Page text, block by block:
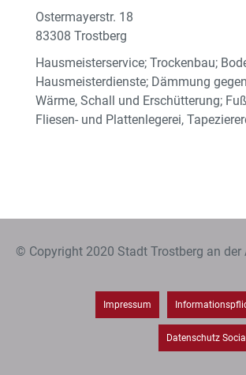
Ostermayerstr. 18
83308 Trostberg
Hausmeisterservice; Trockenbau;
Hausmeisterdienste; Dämmung
Wärme, Schall und Erschütterung;
Fliesen- und Plattenlegerei,
© Copyright 2020 Stadt Trostberg an der
Impressum
Datenschutz